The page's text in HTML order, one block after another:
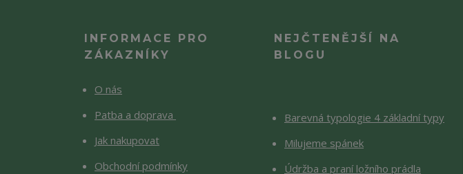
INFORMACE PRO
ZÁKAZNÍKY
O nás
Patba a doprava
Jak nakupovat
Obchodní podmínky
NEJČTENĚJŠÍ NA
BLOGU
Barevná typologie 4 základní typy
Milujeme spánek
Údržba a praní ložního prádla